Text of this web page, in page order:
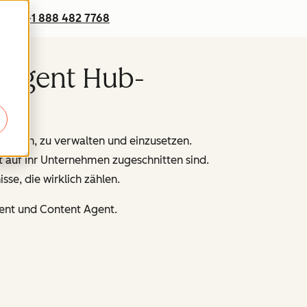
+1 888 482 7768
Hub-
zu verwalten und einzusetzen.
Ihr Unternehmen zugeschnitten sind.
die wirklich zählen.
und Content Agent.